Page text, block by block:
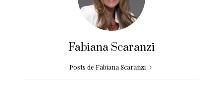
Fabiana Scaranzi
Posts de Fabiana Scaranzi